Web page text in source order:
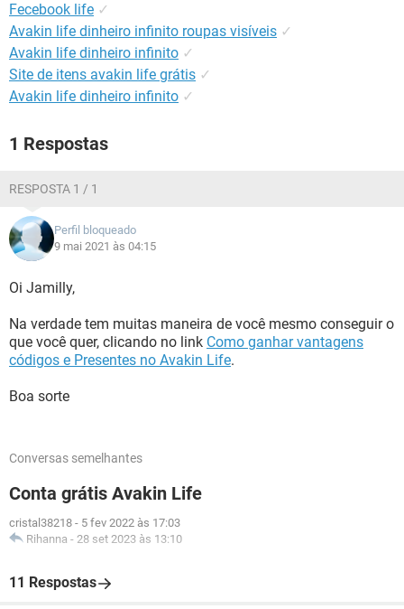
Fecebook life ✓
Avakin life dinheiro infinito roupas visíveis ✓
Avakin life dinheiro infinito ✓
Site de itens avakin life grátis ✓
Avakin life dinheiro infinito ✓
1 Respostas
RESPOSTA 1 / 1
Perfil bloqueado
9 mai 2021 às 04:15
Oi Jamilly,
Na verdade tem muitas maneira de você mesmo conseguir o
que você quer, clicando no link Como ganhar vantagens
códigos e Presentes no Avakin Life.
Boa sorte
Conversas semelhantes
Conta grátis Avakin Life
cristal38218 - 5 fev 2022 às 17:03
Rihanna - 28 set 2023 às 13:10
11 Respostas